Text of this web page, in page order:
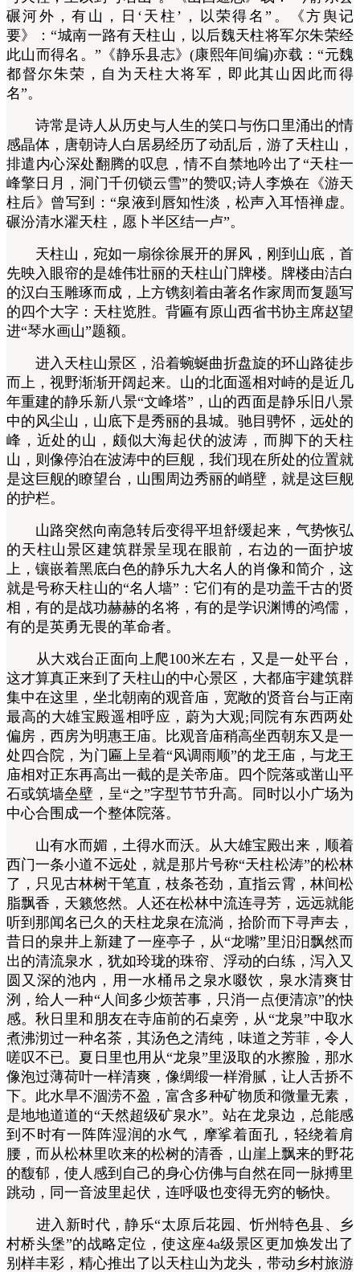
碾河外，有山，日‘天柱’，以荣得名”。《方舆记
要》：“城南一路有天柱山，以后魏天柱将军尔朱荣经
此山而得名。”《静乐县志》(康熙年间编)亦载：“元魏
都督尔朱荣，自为天柱大将军，即此其山因此而得
名”。
诗常是诗人从历史与人生的笑口与伤口里涌出的情
感晶体，唐朝诗人白居易经历了动乱后，游了天柱山，
排遣内心深处翻腾的叹息，情不自禁地吟出了“天柱一
峰擎日月，洞门千仞锁云雪”的赞叹;诗人李焕在《游天
柱后》曾写到：“泉液到唇知性淡，松声入耳悟禅虚。
碾汾清水濯天柱，愿卜半区结一卢”。
天柱山，宛如一扇徐徐展开的屏风，刚到山底，首
先映入眼帘的是雄伟壮丽的天柱山门牌楼。牌楼由洁白
的汉白玉雕琢而成，上方镌刻着由著名作家周而复题写
的四个大字：天柱览胜。背匾有原山西省书协主席赵望
进“琴水画山”题额。
进入天柱山景区，沿着蜿蜒曲折盘旋的环山路徒步
而上，视野渐渐开阔起来。山的北面遥相对峙的是近几
年重建的静乐新八景“文峰塔”，山的西面是静乐旧八景
中的风尘山，山底下是秀丽的县城。驰目骋怀，远处的
峰，近处的山，颇似大海起伏的波涛，而脚下的天柱
山，则像停泊在波涛中的巨舰，我们现在所处的位置就
是这巨舰的瞭望台，山围周边秀丽的峭壁，就是这巨舰
的护栏。
山路突然向南急转后变得平坦舒缓起来，气势恢弘
的天柱山景区建筑群景呈现在眼前，右边的一面护坡
上，镶嵌着黑底白色的静乐九大名人的肖像和简介，这
就是号称天柱山的“名人墙”：它们有的是功盖千古的贤
相，有的是战功赫赫的名将，有的是学识渊博的鸿儒，
有的是英勇无畏的革命者。
从大戏台正面向上爬100米左右，又是一处平台，
这才算真正来到了天柱山的中心景区，大都庙宇建筑群
集中在这里，坐北朝南的观音庙，宽敞的贤音台与正南
最高的大雄宝殿遥相呼应，蔚为大观;同院有东西两处
偏房，西房为明惠王庙。比观音庙稍高坐西朝东又是一
处四合院，为门匾上呈着“风调雨顺”的龙王庙，与龙王
庙相对正东再高出一截的是关帝庙。四个院落或凿山平
石或筑墙垒壁，呈“之”字型节节升高。同时以小广场为
中心合围成一个整体院落。
山有水而媚，土得水而沃。从大雄宝殿出来，顺着
西门一条小道不远处，就是那片号称“天柱松涛”的松林
了，只见古林树干笔直，枝条苍劲，直指云霄，林间松
脂飘香，天籁悠然。人还在松林中流连寻芳，远远就能
听到那闻名已久的天柱龙泉在流淌，拾阶而下寻声去，
昔日的泉井上新建了一座亭子，从“龙嘴”里汨汨飘然而
出的清流泉水，犹如玲珑的珠帘、浮动的白练，泻入又
圆又深的池内，用一水桶吊之泉水啜饮，泉水清爽甘
洌，给人一种“人间多少烦苦事，只消一点便清凉”的快
感。秋日里和朋友在寺庙前的石桌旁，从“龙泉”中取水
煮沸沏过一种名茶，其汤色之清纯，味道之芳菲，令人
嗟叹不已。夏日里也用从“龙泉”里汲取的水擦脸，那水
像泡过薄荷叶一样清爽，像绸缎一样滑腻，让人舌挢不
下。此水旱不涸涝不盈，富含多种矿物质和微量无素，
是地地道道的“天然超级矿泉水”。站在龙泉边，总能感
到不时有一阵阵湿润的水气，摩挲着面孔，轻绕着肩
腰，而从松林里吹来的松树的清香，山崖上飘来的野花
的馥郁，使人感到自己的身心仿佛与自然在同一脉搏里
跳动，同一音波里起伏，连呼吸也变得无穷的畅快。
进入新时代，静乐“太原后花园、忻州特色县、乡
村桥头堡”的战略定位，使这座4a级景区更加焕发出了
别样丰彩，精心推出了以天柱山为龙头，带动乡村旅游